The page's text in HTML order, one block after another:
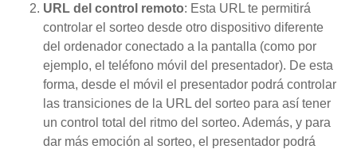
URL del control remoto: Esta URL te permitirá
controlar el sorteo desde otro dispositivo diferente
del ordenador conectado a la pantalla (como por
ejemplo, el teléfono móvil del presentador). De esta
forma, desde el móvil el presentador podrá controlar
las transiciones de la URL del sorteo para así tener
un control total del ritmo del sorteo. Además, y para
dar más emoción al sorteo, el presentador podrá